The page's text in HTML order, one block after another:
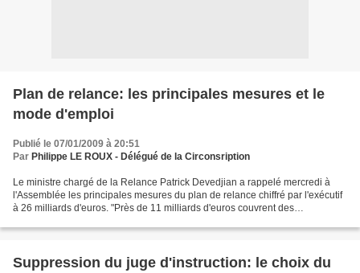
Plan de relance: les principales mesures et le
mode d'emploi
Publié le 07/01/2009 à 20:51
Par Philippe LE ROUX - Délégué de la Circonsription
Le ministre chargé de la Relance Patrick Devedjian a rappelé mercredi à
l'Assemblée les principales mesures du plan de relance chiffré par l'exécutif
à 26 milliards d'euros. "Près de 11 milliards d'euros couvrent des
Suppression du juge d'instruction: le choix du